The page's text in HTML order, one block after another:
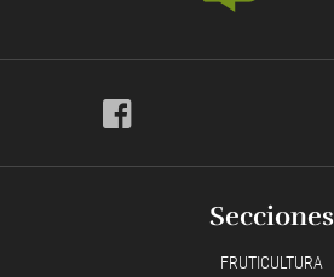
Secciones
FRUTICULTURA